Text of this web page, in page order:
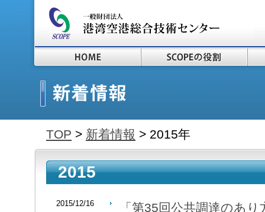
TOP > 新着情報 > 2015年
2015
2015/12/16
「第35回公共調達のあ